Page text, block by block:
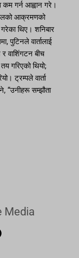
कम गर्न आह्वान गरे।
आक्रमणको
गरेका थिए। शनिबार
पुटिनले वार्तालाई
वाशिंगटन बीच
गरिएको थियो;
ट्रम्पले वार्ता
“उनीहरू सम्झौता
Media